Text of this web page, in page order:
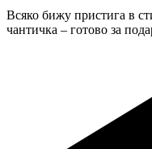
Всяко бижу пристига в
чантичка – готово за